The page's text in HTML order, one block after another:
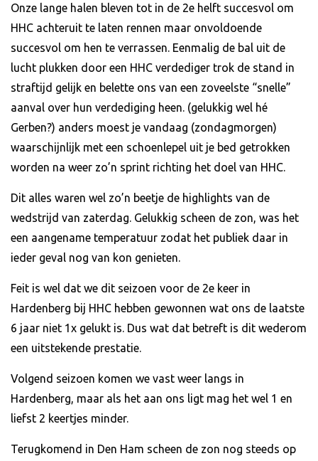
Onze lange halen bleven tot in de 2e helft succesvol om
HHC achteruit te laten rennen maar onvoldoende
succesvol om hen te verrassen. Eenmalig de bal uit de
lucht plukken door een HHC verdediger trok de stand in
straftijd gelijk en belette ons van een zoveelste “snelle”
aanval over hun verdediging heen. (gelukkig wel hé
Gerben?) anders moest je vandaag (zondagmorgen)
waarschijnlijk met een schoenlepel uit je bed getrokken
worden na weer zo’n sprint richting het doel van HHC.
Dit alles waren wel zo’n beetje de highlights van de
wedstrijd van zaterdag. Gelukkig scheen de zon, was het
een aangename temperatuur zodat het publiek daar in
ieder geval nog van kon genieten.
Feit is wel dat we dit seizoen voor de 2e keer in
Hardenberg bij HHC hebben gewonnen wat ons de laatste
6 jaar niet 1x gelukt is. Dus wat dat betreft is dit wederom
een uitstekende prestatie.
Volgend seizoen komen we vast weer langs in
Hardenberg, maar als het aan ons ligt mag het wel 1 en
liefst 2 keertjes minder.
Terugkomend in Den Ham scheen de zon nog steeds op